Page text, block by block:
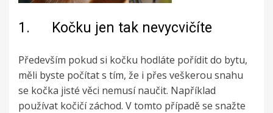
1. Kočku jen tak nevycvičíte
Především pokud si kočku hodláte pořídit do bytu,
měli byste počítat s tím, že i přes veškerou snahu
se kočka jisté věci nemusí naučit. Například
používat kočičí záchod. V tomto případě se snažte